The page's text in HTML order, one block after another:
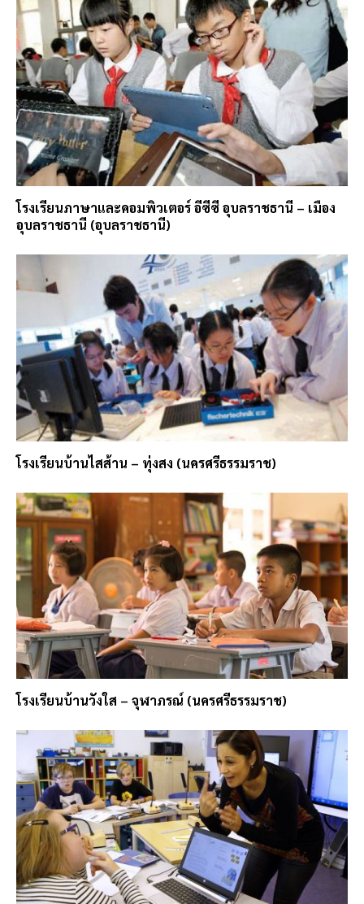
โรงเรียนภาษาและคอมพิวเตอร์ อีซีซี อุบลราชธานี – เมือง
อุบลราชธานี (อุบลราชธานี)
โรงเรียนบ้านไสส้าน – ทุ่งสง (นครศรีธรรมราช)
โรงเรียนบ้านวังใส – จุฬาภรณ์ (นครศรีธรรมราช)